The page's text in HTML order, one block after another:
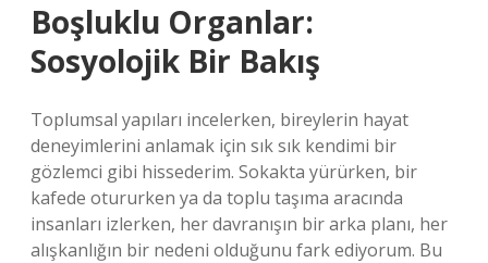
Boşluklu Organlar:
Sosyolojik Bir Bakış
Toplumsal yapıları incelerken, bireylerin hayat
deneyimlerini anlamak için sık sık kendimi bir
gözlemci gibi hissederim. Sokakta yürürken, bir
kafede otururken ya da toplu taşıma aracında
insanları izlerken, her davranışın bir arka planı, her
alışkanlığın bir nedeni olduğunu fark ediyorum. Bu